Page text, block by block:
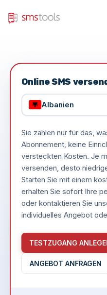
Online SMS
Albanien
Sie zahlen nur für das,
Abonnement, keine
versteckten Kosten. Je
versenden, desto
Starten Sie mit einem
erhalten Sie sofort Ihre
oder kontaktieren Sie
individuelles Angebot
TESTZUGANG
ANGEBOT ANFRAGEN